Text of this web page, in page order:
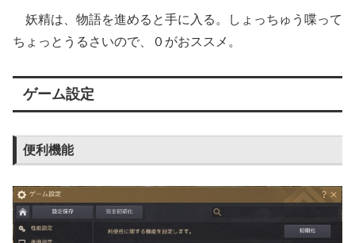
妖精は、物語を進めると手に入る。しょっちゅう喋って
ちょっとうるさいので、０がおススメ。
ゲーム設定
便利機能